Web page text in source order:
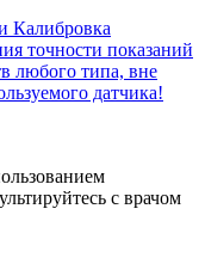
Калибровка
точности показаний
любого типа, вне
датчика!
с врачом